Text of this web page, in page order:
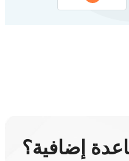
إضافية؟